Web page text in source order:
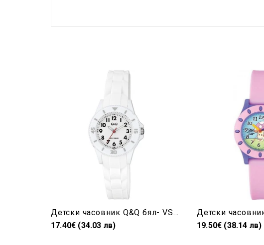
Детски часовник Q&Q бял- VS66J002Y
17.40€ (34.03 лв)
19.50€ (38.14 лв)